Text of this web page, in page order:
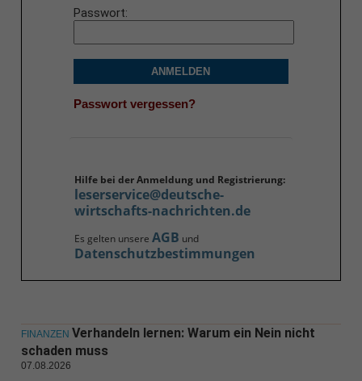
Passwort
ANMELDEN
Passwort vergessen?
Hilfe bei der Anmeldung und Registrierung:
leserservice@deutsche-
wirtschafts-nachrichten.de
Es gelten unsere AGB und
Datenschutzbestimmungen
FINANZEN Verhandeln lernen: Warum ein Nein nicht
schaden muss
07.08.2026